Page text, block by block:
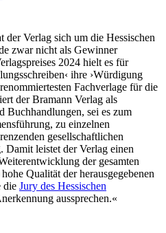
der Verlag sich um die Hessischen
zwar nicht als Gewinner
2024 hielt es für
ihre ›Würdigung
Fachverlage für die
der Bramann Verlag als
Buchhandlungen, sei es zum
zu einzelnen
gesellschaftlichen
Damit leistet der Verlag einen
der gesamten
Qualität der herausgegebenen
die Jury des Hessischen
aussprechen.«